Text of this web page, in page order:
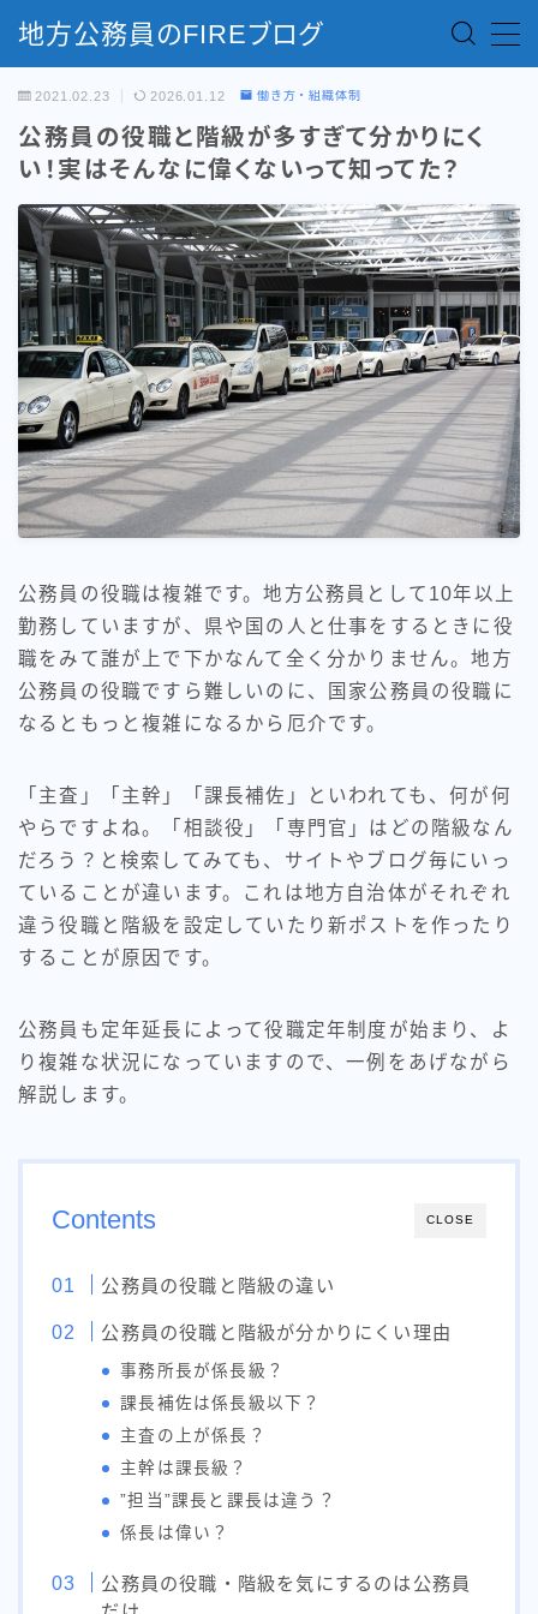
地方公務員のFIREブログ
MENU
お問い合わせ
2021.02.23 2026.01.12 働き方・組織体制
公務員の役職と階級が多すぎて分かりにく
い！実はそんなに偉くないって知ってた？
公務員の役職は複雑です。地方公務員として10年以上
勤務していますが、県や国の人と仕事をするときに役
職をみて誰が上で下かなんて全く分かりません。地方
公務員の役職ですら難しいのに、国家公務員の役職に
なるともっと複雑になるから厄介です。
「主査」「主幹」「課長補佐」といわれても、何が何
やらですよね。「相談役」「専門官」はどの階級なん
だろう？と検索してみても、サイトやブログ毎にいっ
ていることが違います。これは地方自治体がそれぞれ
違う役職と階級を設定していたり新ポストを作ったり
することが原因です。
公務員も定年延長によって役職定年制度が始まり、よ
り複雑な状況になっていますので、一例をあげながら
解説します。
CLOSE
Contents
公務員の役職と階級の違い
公務員の役職と階級が分かりにくい理由
事務所長が係長級？
課長補佐は係長級以下？
主査の上が係長？
主幹は課長級？
”担当”課長と課長は違う？
係長は偉い？
公務員の役職・階級を気にするのは公務員